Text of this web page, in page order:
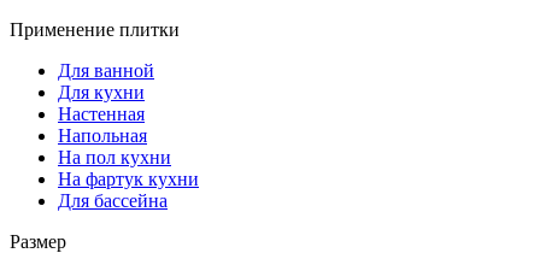
Применение плитки
Для ванной
Для кухни
Настенная
Напольная
На пол кухни
На фартук кухни
Для бассейна
Размер